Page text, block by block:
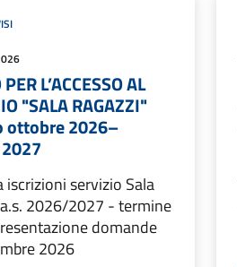
L’ACCESSO AL
"SALA RAGAZZI"
ottobre 2026–
iscrizioni servizio Sala
2026/2027 - termine
domande
2026